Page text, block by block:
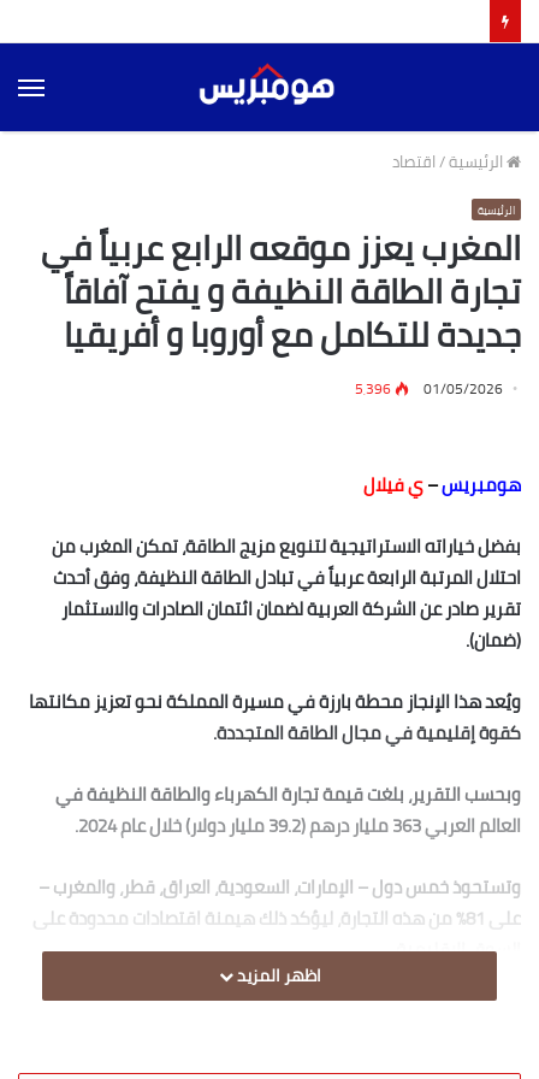
الرئيسية/اقتصاد
الرئيسية
المغرب يعزز موقعه الرابع عربياً في
تجارة الطاقة النظيفة و يفتح آفاقاً
جديدة للتكامل مع أوروبا و أفريقيا
01/05/2026 5٬396
هومبريس–ي فيلال
بفضل خياراته الاستراتيجية لتنويع مزيج الطاقة، تمكن المغرب من
احتلال المرتبة الرابعة عربياً في تبادل الطاقة النظيفة، وفق أحدث
تقرير صادر عن الشركة العربية لضمان ائتمان الصادرات والاستثمار
(ضمان).
ويُعد هذا الإنجاز محطة بارزة في مسيرة المملكة نحو تعزيز مكانتها
كقوة إقليمية في مجال الطاقة المتجددة.
وبحسب التقرير، بلغت قيمة تجارة الكهرباء والطاقة النظيفة في
العالم العربي 363 مليار درهم (39.2 مليار دولار) خلال عام 2024.
وتستحوذ خمس دول – الإمارات، السعودية، العراق، قطر، والمغرب –
على 81% من هذه التجارة، ليؤكد ذلك هيمنة اقتصادات محدودة على
السوق الإقليمية.
وفي هذا السياق، برز المغرب بصادرات بلغت 3.3 مليار درهم (360
اظهر المزيد